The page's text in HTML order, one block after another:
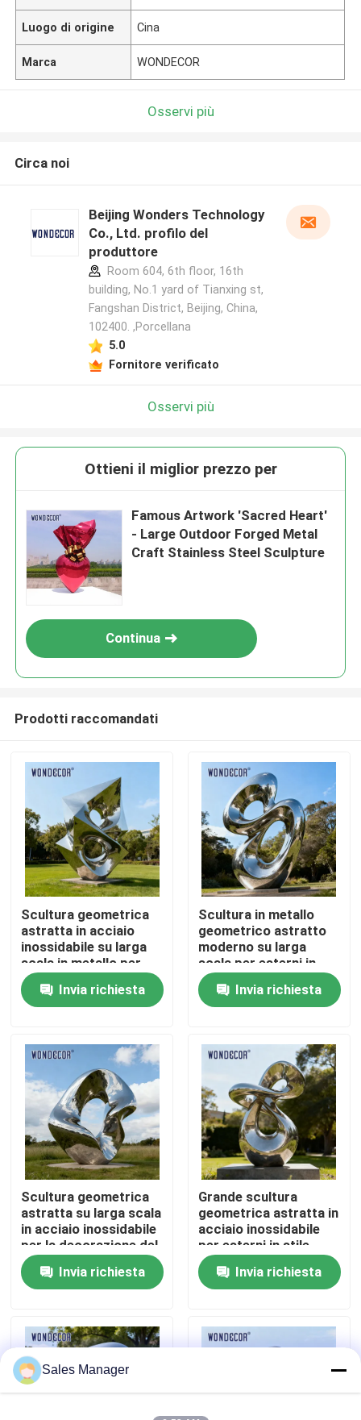
Casa
Prodotti
Chi siamo
Fatory Tour
Controllo di qualità
Contattaci
Richiedere un preventivo
Le statue bronzee scolpiscono
Luogo di origine Cina
Marca WONDECOR
Osservi più
Circa noi
Beijing Wonders Technology
Co., Ltd. profilo del
produttore
Room 604, 6th floor, 16th
building, No.1 yard of Tianxing st,
Fangshan District, Beijing, China,
102400. ,Porcellana
5.0
Fornitore verificato
Osservi più
Ottieni il miglior prezzo per
Famous Artwork 'Sacred Heart'
- Large Outdoor Forged Metal
Craft Stainless Steel Sculpture
Continua
Prodotti raccomandati
Scultura geometrica
astratta in acciaio
inossidabile su larga
scala in metallo per
parchi all&#39;aperto
Invia richiesta
Scultura in metallo
geometrico astratto
moderno su larga
scala per esterni in
acciaio inossidabile
Invia richiesta
Scultura geometrica
astratta su larga scala
in acciaio inossidabile
per la decorazione del
parco all&#39;aperto
Invia richiesta
Grande scultura
geometrica astratta in
acciaio inossidabile
per esterni in stile
moderno per parchi
Invia richiesta
Sales Manager